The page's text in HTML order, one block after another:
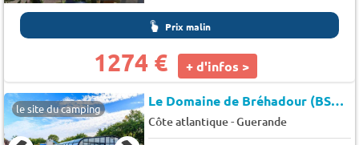
Prix malin
1274 € + d'infos >
le site du camping Le Domaine de Bréhadour (BS066)
Côte atlantique-Guerande